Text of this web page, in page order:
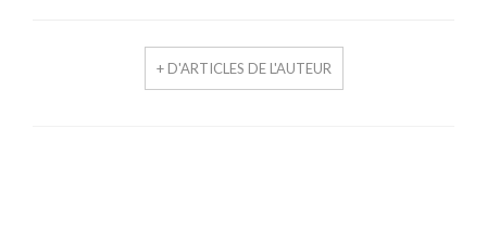
+ D'ARTICLES DE L'AUTEUR